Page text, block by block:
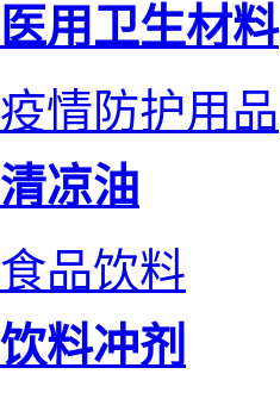
医用卫生材料
疫情防护用品
清凉油
食品饮料
饮料冲剂